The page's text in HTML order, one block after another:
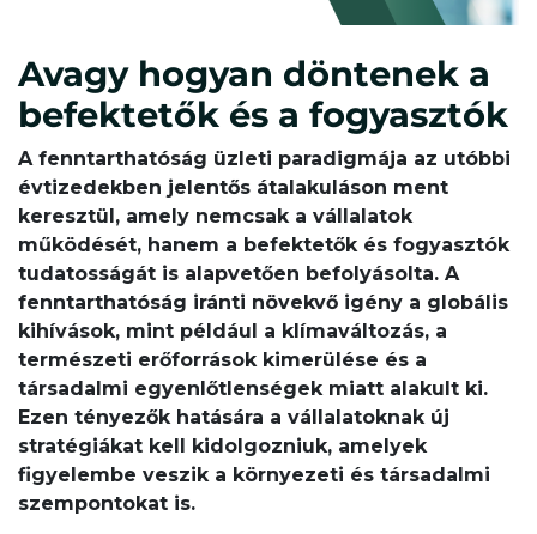
Avagy hogyan döntenek a
befektetők és a fogyasztók
A fenntarthatóság üzleti paradigmája az utóbbi
évtizedekben jelentős átalakuláson ment
keresztül, amely nemcsak a vállalatok
működését, hanem a befektetők és fogyasztók
tudatosságát is alapvetően befolyásolta. A
fenntarthatóság iránti növekvő igény a globális
kihívások, mint például a klímaváltozás, a
természeti erőforrások kimerülése és a
társadalmi egyenlőtlenségek miatt alakult ki.
Ezen tényezők hatására a vállalatoknak új
stratégiákat kell kidolgozniuk, amelyek
figyelembe veszik a környezeti és társadalmi
szempontokat is.